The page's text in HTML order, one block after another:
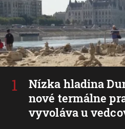
Nízka hladina
nové termálne
vyvoláva u